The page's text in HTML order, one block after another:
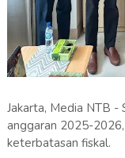
Jakarta, Media NTB -
anggaran 2025-
keterbatasan fiskal.